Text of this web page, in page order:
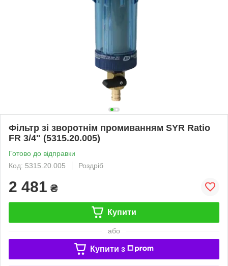
Фільтр зі зворотнім промиванням SYR Ratio
FR 3/4" (5315.20.005)
Готово до відправки
Код: 5315.20.005
Роздріб
2 481 ₴
Купити
або
Купити з